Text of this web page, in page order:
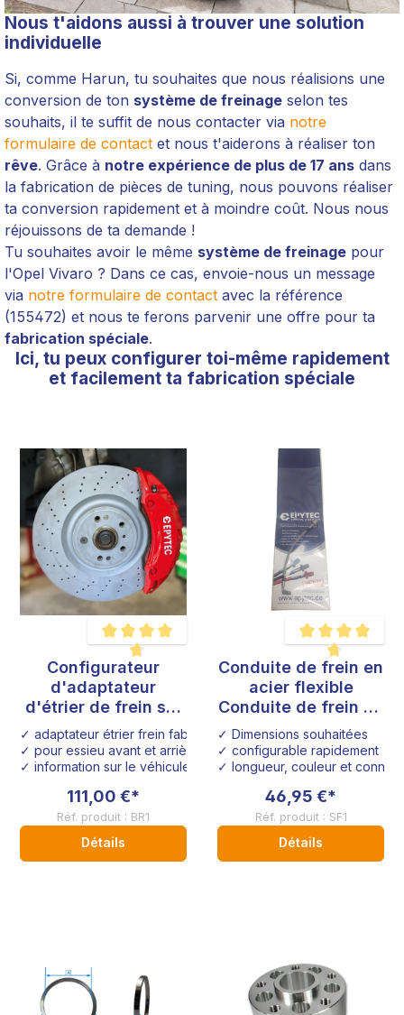
Nous t'aidons aussi à trouver une solution
individuelle
Si, comme Harun, tu souhaites que nous réalisions une
conversion de ton système de freinage selon tes
souhaits, il te suffit de nous contacter via notre
formulaire de contact et nous t'aiderons à réaliser ton
rêve. Grâce à notre expérience de plus de 17 ans dans
la fabrication de pièces de tuning, nous pouvons réaliser
ta conversion rapidement et à moindre coût. Nous nous
réjouissons de ta demande !
Tu souhaites avoir le même système de freinage pour
l'Opel Vivaro ? Dans ce cas, envoie-nous un message
via notre formulaire de contact avec la référence
(155472) et nous te ferons parvenir une offre pour ta
fabrication spéciale.
Ici, tu peux configurer toi-même rapidement
et facilement ta fabrication spéciale
Note moyenne de 4.6 sur 5 étoiles
Configurateur
d'adaptateur
d'étrier de frein sur
mesure
✓ adaptateur étrier frein fabrication spéciale
✓ pour essieu avant et arrière
✓ information sur le véhicule
111,00 €*
Réf. produit : BR1
Détails
Note moyenne de
Conduite de frein en
acier flexible
Conduite de frein en
acier flexible
Fabrication spéciale
Configurateur
✓ Dimensions souhaitées
✓ configurable rapidement
✓ longueur, couleur et
46,95 €*
Réf. produit : SF1
Détails